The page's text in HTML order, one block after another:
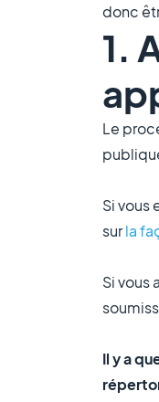
donc
1.
Le
Si vous
surla
Si vous
Il y a